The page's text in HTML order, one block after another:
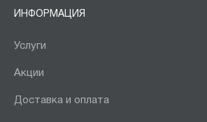
ИНФОРМАЦИЯ
Услуги
Акции
Доставка и оплата